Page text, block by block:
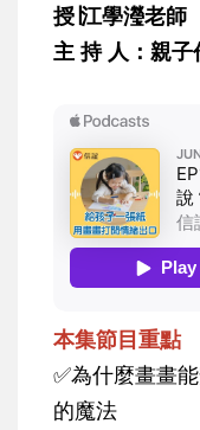
授∣江學瀅老師
主 持 人：親子
本集節目重點
✅為什麼畫畫
的魔法